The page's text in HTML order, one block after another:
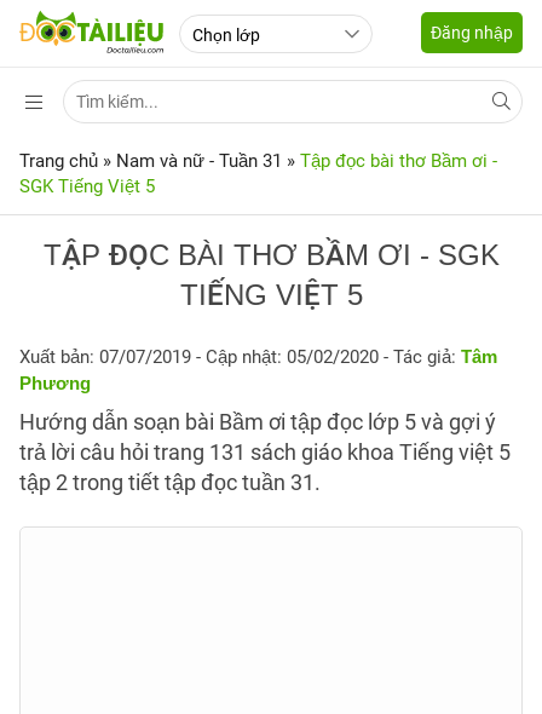
Đăng nhập
Trang chủ » Nam và nữ - Tuần 31 » Tập đọc bài thơ Bầm ơi -
SGK Tiếng Việt 5
TẬP ĐỌC BÀI THƠ BẦM ƠI - SGK
TIẾNG VIỆT 5
Xuất bản: 07/07/2019 - Cập nhật: 05/02/2020 - Tác giả: Tâm
Phương
Hướng dẫn soạn bài Bầm ơi tập đọc lớp 5 và gợi ý
trả lời câu hỏi trang 131 sách giáo khoa Tiếng việt 5
tập 2 trong tiết tập đọc tuần 31.